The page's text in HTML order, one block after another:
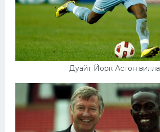
Дуайт Йорк Астон вилла